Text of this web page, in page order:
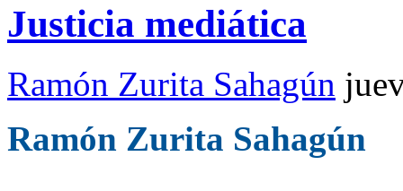
Justicia mediática
Ramón Zurita Sahagún
Ramón Zurita Sahagún